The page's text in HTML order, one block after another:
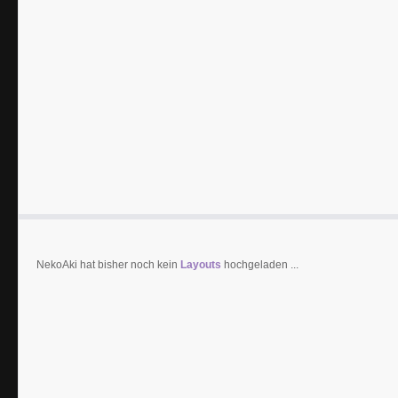
NekoAki hat bisher noch kein Layouts hochgeladen ...